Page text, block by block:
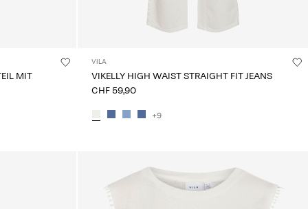
MIT
VILA
VIKELLY HIGH WAIST STRAIGHT FIT JEANS
CHF 59,90
+9